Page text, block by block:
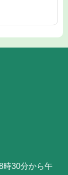
時30分から午